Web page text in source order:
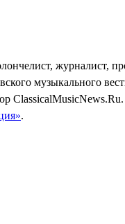
журналист,
музыкального
.